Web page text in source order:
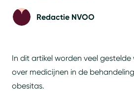
Redactie NVOO
In dit artikel worden veel
over medicijnen in de
obesitas.